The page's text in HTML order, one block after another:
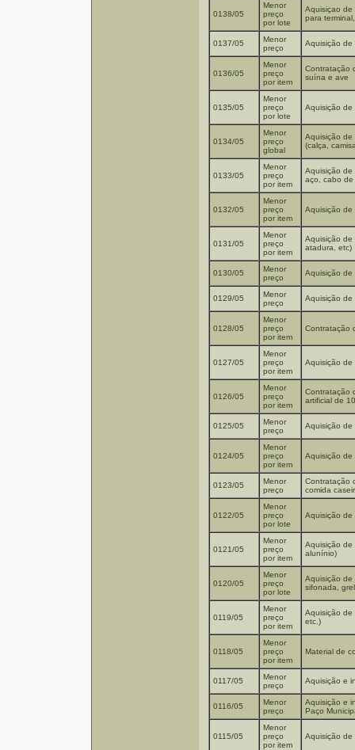
0138/05
Menor
preço
por lote
Aquisiçao de
para
0137/05
Menor
preço
Aquisição de
0136/05
Menor
preço
por item
Contratação
suína e ave
0135/05
Menor
preço
por lote
Aquisição de
0134/05
Menor
preço
global
Aquisição de
(calça,
0133/05
Menor
preço
por item
Aquisição de
aço, cabo de
0132/05
Menor
preço
por item
Aquisição de
0131/05
Menor
preço
por item
Aquisição de
atadura, etc)
0130/05
Menor
preço
Aquisição de
0129/05
Menor
preço
Aquisição de
0128/05
Menor
preço
por item
Contratação
0127/05
Menor
preço
por item
Aquisição de
0126/05
Menor
preço
por item
Contratação
artificial de
0125/05
Menor
preço
Aquisição de
0124/05
Menor
preço
por item
Aquisição de
0123/05
Menor
preço
Contratação
comida
0122/05
Menor
preço
por lote
Aquisição de
0121/05
Menor
preço
por item
Aquisição de
alunínio)
0120/05
Menor
preço
por lote
Aquisição de
sifonada,
0119/05
Menor
preço
por item
Aquisição de
etc.)
0118/05
Menor
preço
por item
Material de
0117/05
Menor
preço
Aquisição e
0116/05
Menor
preço
Aquisição e
Paço
0115/05
Menor
preço
por item
Aquisição de